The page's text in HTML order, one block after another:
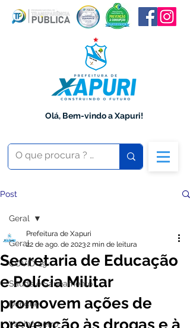
Olá, Bem-vindo a Xapuri!
Post
Geral
COVID-19
Saúde e Saneamento
Dengue
Vacinômetro
Geral
Secretaria de Educação
e Polícia Militar
promovem ações de
prevenção às drogas e à
Prefeitura de Xapuri
22 de ago. de 20232 min de leitura